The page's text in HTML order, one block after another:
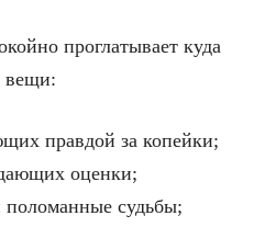
проглатывает куда
вещи:
правдой за копейки;
оценки;
судьбы;